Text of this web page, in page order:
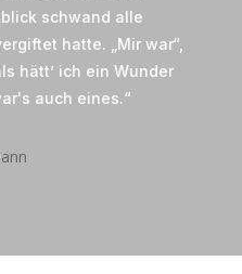
schwand alle
hatte. „Mir war“,
hätt’ ich ein Wunder
auch eines.“